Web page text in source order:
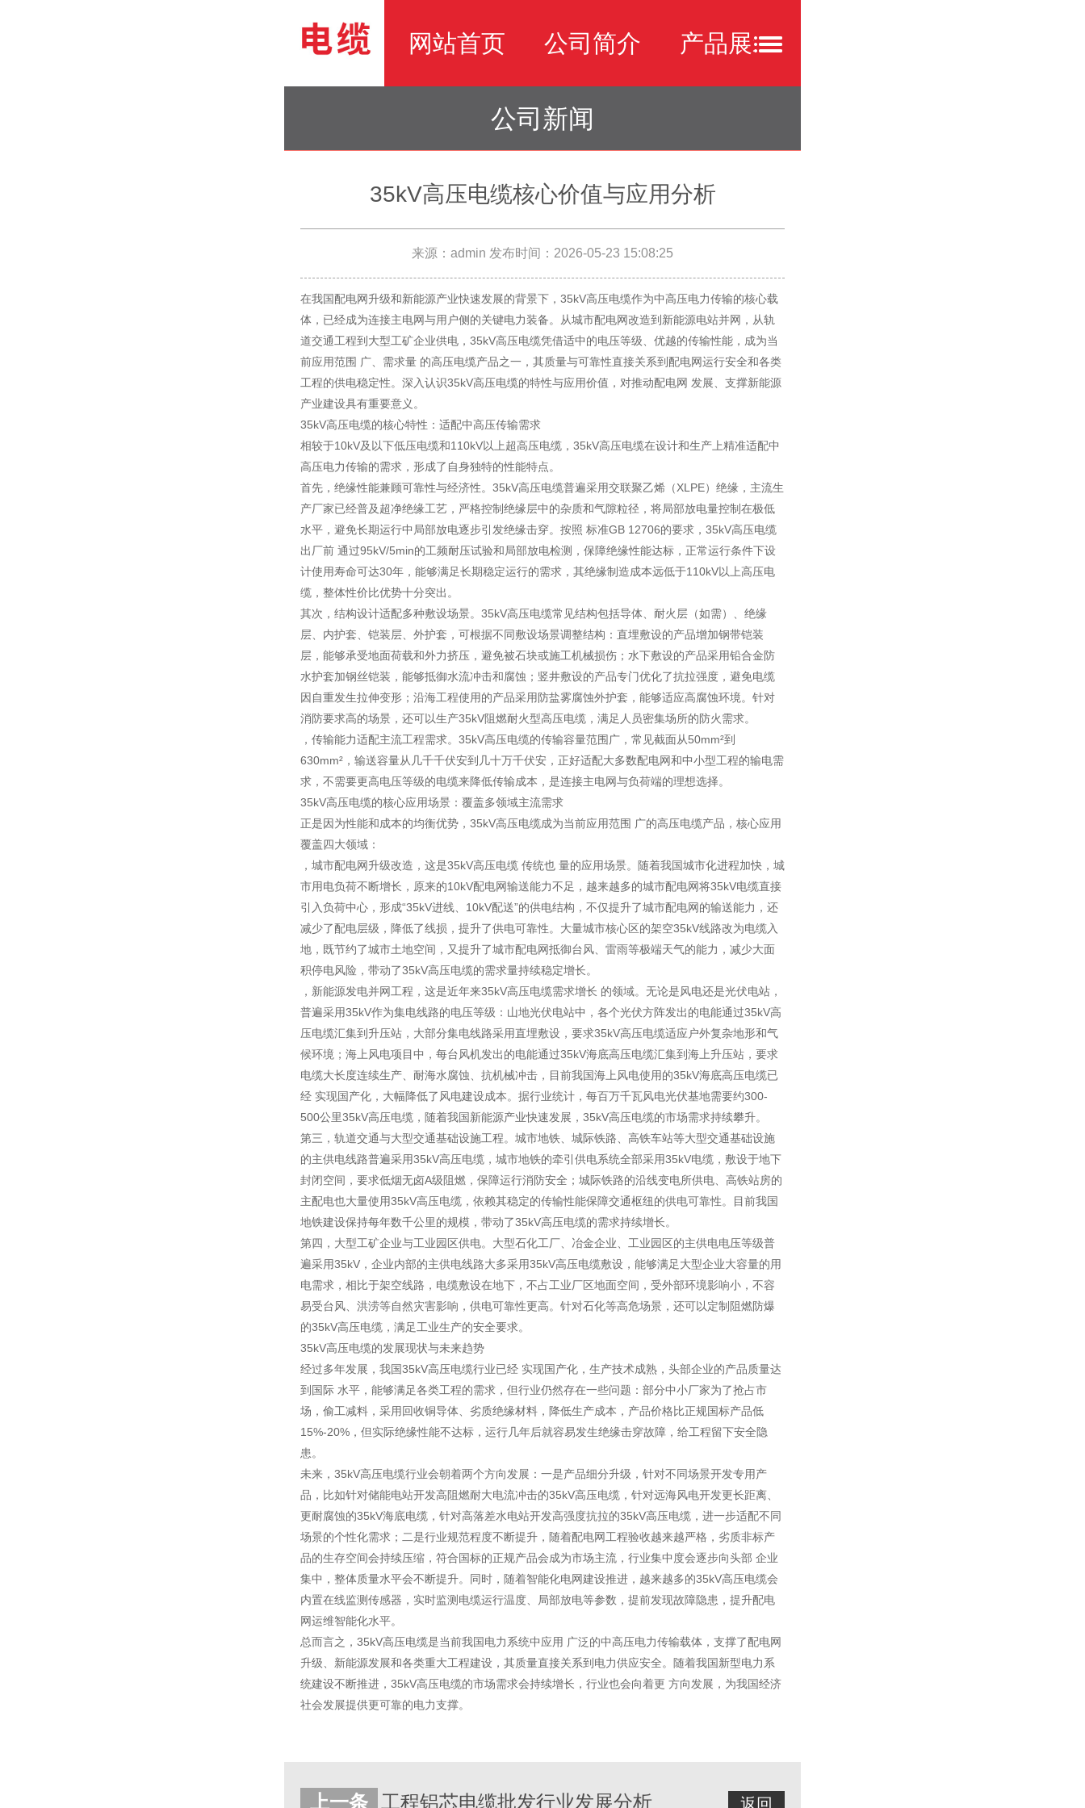
网站首页 公司简介 产品展示
公司新闻
35kV高压电缆核心价值与应用分析
来源：admin 发布时间：2026-05-23 15:08:25
在我国配电网升级和新能源产业快速发展的背景下，35kV高压电缆作为中高压电力传输的核心载
体，已经成为连接主电网与用户侧的关键电力装备。从城市配电网改造到新能源电站并网，从轨
道交通工程到大型工矿企业供电，35kV高压电缆凭借适中的电压等级、优越的传输性能，成为当
前应用范围 广、需求量 的高压电缆产品之一，其质量与可靠性直接关系到配电网运行安全和各类
工程的供电稳定性。深入认识35kV高压电缆的特性与应用价值，对推动配电网 发展、支撑新能源
产业建设具有重要意义。
35kV高压电缆的核心特性：适配中高压传输需求
相较于10kV及以下低压电缆和110kV以上超高压电缆，35kV高压电缆在设计和生产上精准适配中
高压电力传输的需求，形成了自身独特的性能特点。
首先，绝缘性能兼顾可靠性与经济性。35kV高压电缆普遍采用交联聚乙烯（XLPE）绝缘，主流生
产厂家已经普及超净绝缘工艺，严格控制绝缘层中的杂质和气隙粒径，将局部放电量控制在极低
水平，避免长期运行中局部放电逐步引发绝缘击穿。按照 标准GB 12706的要求，35kV高压电缆
出厂前 通过95kV/5min的工频耐压试验和局部放电检测，保障绝缘性能达标，正常运行条件下设
计使用寿命可达30年，能够满足长期稳定运行的需求，其绝缘制造成本远低于110kV以上高压电
缆，整体性价比优势十分突出。
其次，结构设计适配多种敷设场景。35kV高压电缆常见结构包括导体、耐火层（如需）、绝缘
层、内护套、铠装层、外护套，可根据不同敷设场景调整结构：直埋敷设的产品增加钢带铠装
层，能够承受地面荷载和外力挤压，避免被石块或施工机械损伤；水下敷设的产品采用铅合金防
水护套加钢丝铠装，能够抵御水流冲击和腐蚀；竖井敷设的产品专门优化了抗拉强度，避免电缆
因自重发生拉伸变形；沿海工程使用的产品采用防盐雾腐蚀外护套，能够适应高腐蚀环境。针对
消防要求高的场景，还可以生产35kV阻燃耐火型高压电缆，满足人员密集场所的防火需求。
，传输能力适配主流工程需求。35kV高压电缆的传输容量范围广，常见截面从50mm²到
630mm²，输送容量从几千千伏安到几十万千伏安，正好适配大多数配电网和中小型工程的输电需
求，不需要更高电压等级的电缆来降低传输成本，是连接主电网与负荷端的理想选择。
35kV高压电缆的核心应用场景：覆盖多领域主流需求
正是因为性能和成本的均衡优势，35kV高压电缆成为当前应用范围 广的高压电缆产品，核心应用
覆盖四大领域：
，城市配电网升级改造，这是35kV高压电缆 传统也 量的应用场景。随着我国城市化进程加快，城
市用电负荷不断增长，原来的10kV配电网输送能力不足，越来越多的城市配电网将35kV电缆直接
引入负荷中心，形成“35kV进线、10kV配送”的供电结构，不仅提升了城市配电网的输送能力，还
减少了配电层级，降低了线损，提升了供电可靠性。大量城市核心区的架空35kV线路改为电缆入
地，既节约了城市土地空间，又提升了城市配电网抵御台风、雷雨等极端天气的能力，减少大面
积停电风险，带动了35kV高压电缆的需求量持续稳定增长。
，新能源发电并网工程，这是近年来35kV高压电缆需求增长 的领域。无论是风电还是光伏电站，
普遍采用35kV作为集电线路的电压等级：山地光伏电站中，各个光伏方阵发出的电能通过35kV高
压电缆汇集到升压站，大部分集电线路采用直埋敷设，要求35kV高压电缆适应户外复杂地形和气
候环境；海上风电项目中，每台风机发出的电能通过35kV海底高压电缆汇集到海上升压站，要求
电缆大长度连续生产、耐海水腐蚀、抗机械冲击，目前我国海上风电使用的35kV海底高压电缆已
经 实现国产化，大幅降低了风电建设成本。据行业统计，每百万千瓦风电光伏基地需要约300-
500公里35kV高压电缆，随着我国新能源产业快速发展，35kV高压电缆的市场需求持续攀升。
第三，轨道交通与大型交通基础设施工程。城市地铁、城际铁路、高铁车站等大型交通基础设施
的主供电线路普遍采用35kV高压电缆，城市地铁的牵引供电系统全部采用35kV电缆，敷设于地下
封闭空间，要求低烟无卤A级阻燃，保障运行消防安全；城际铁路的沿线变电所供电、高铁站房的
主配电也大量使用35kV高压电缆，依赖其稳定的传输性能保障交通枢纽的供电可靠性。目前我国
地铁建设保持每年数千公里的规模，带动了35kV高压电缆的需求持续增长。
第四，大型工矿企业与工业园区供电。大型石化工厂、冶金企业、工业园区的主供电电压等级普
遍采用35kV，企业内部的主供电线路大多采用35kV高压电缆敷设，能够满足大型企业大容量的用
电需求，相比于架空线路，电缆敷设在地下，不占工业厂区地面空间，受外部环境影响小，不容
易受台风、洪涝等自然灾害影响，供电可靠性更高。针对石化等高危场景，还可以定制阻燃防爆
的35kV高压电缆，满足工业生产的安全要求。
35kV高压电缆的发展现状与未来趋势
经过多年发展，我国35kV高压电缆行业已经 实现国产化，生产技术成熟，头部企业的产品质量达
到国际 水平，能够满足各类工程的需求，但行业仍然存在一些问题：部分中小厂家为了抢占市
场，偷工减料，采用回收铜导体、劣质绝缘材料，降低生产成本，产品价格比正规国标产品低
15%-20%，但实际绝缘性能不达标，运行几年后就容易发生绝缘击穿故障，给工程留下安全隐
患。
未来，35kV高压电缆行业会朝着两个方向发展：一是产品细分升级，针对不同场景开发专用产
品，比如针对储能电站开发高阻燃耐大电流冲击的35kV高压电缆，针对远海风电开发更长距离、
更耐腐蚀的35kV海底电缆，针对高落差水电站开发高强度抗拉的35kV高压电缆，进一步适配不同
场景的个性化需求；二是行业规范程度不断提升，随着配电网工程验收越来越严格，劣质非标产
品的生存空间会持续压缩，符合国标的正规产品会成为市场主流，行业集中度会逐步向头部 企业
集中，整体质量水平会不断提升。同时，随着智能化电网建设推进，越来越多的35kV高压电缆会
内置在线监测传感器，实时监测电缆运行温度、局部放电等参数，提前发现故障隐患，提升配电
网运维智能化水平。
总而言之，35kV高压电缆是当前我国电力系统中应用 广泛的中高压电力传输载体，支撑了配电网
升级、新能源发展和各类重大工程建设，其质量直接关系到电力供应安全。随着我国新型电力系
统建设不断推进，35kV高压电缆的市场需求会持续增长，行业也会向着更 方向发展，为我国经济
社会发展提供更可靠的电力支撑。
返回
上一条 工程铝芯电缆批发行业发展分析